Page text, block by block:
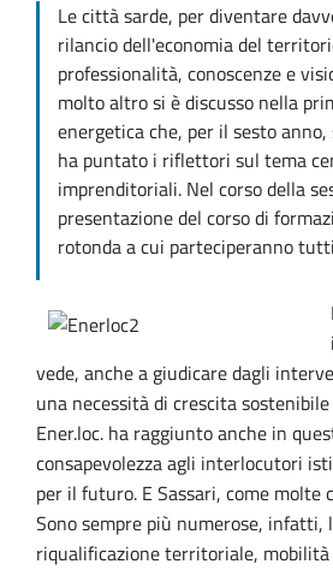
Le città sarde, per diventare
rilancio dell'economia del
professionalità, conoscenze e
molto altro si è discusso nella
energetica che, per il sesto
ha puntato i riflettori sul tema
imprenditoriali. Nel corso della
presentazione del corso di
rotonda a cui parteciperanno
vede, anche a giudicare dagli
una necessità di crescita
Ener.loc. ha raggiunto anche in
consapevolezza agli interlocutori
per il futuro. E Sassari, come
Sono sempre più numerose,
riqualificazione territoriale, mobilità